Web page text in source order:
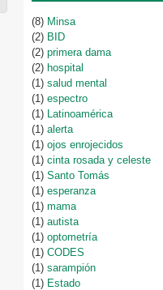
(8) Minsa
(2) BID
(2) primera dama
(2) hospital
(1) salud mental
(1) espectro
(1) Latinoamérica
(1) alerta
(1) ojos enrojecidos
(1) cinta rosada y celeste
(1) Santo Tomás
(1) esperanza
(1) mama
(1) autista
(1) optometría
(1) CODES
(1) sarampión
(1) Estado